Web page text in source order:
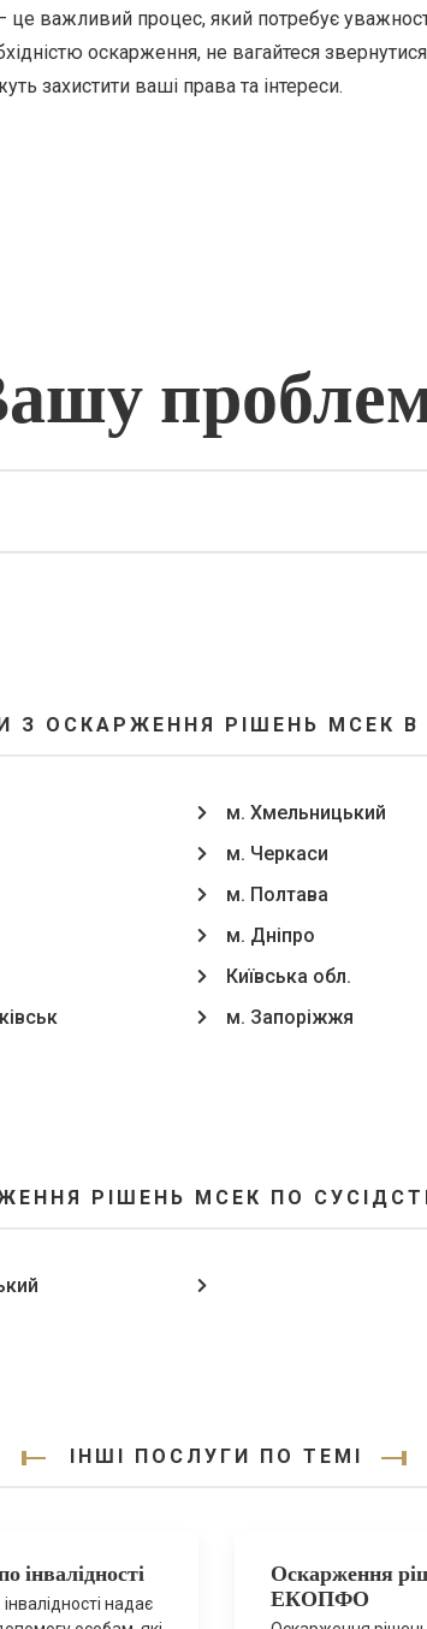
важливий процес, який потребує
оскарження, не вагайтеся
захистити ваші права та інтереси.
З ОСКАРЖЕННЯ РІШЕНЬ МСЕК В
м. Хмельницький
м. Черкаси
м. Полтава
м. Дніпро
Київська обл.
м. Запоріжжя
РІШЕНЬ МСЕК ПО
ІНШІ ПОСЛУГИ ПО ТЕМІ
інвалідності
надає
Оскарження
ЕКОПФО